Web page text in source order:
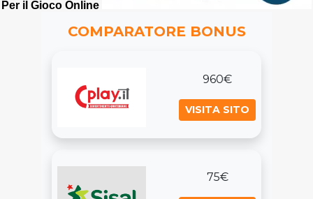
Per il Gioco Online